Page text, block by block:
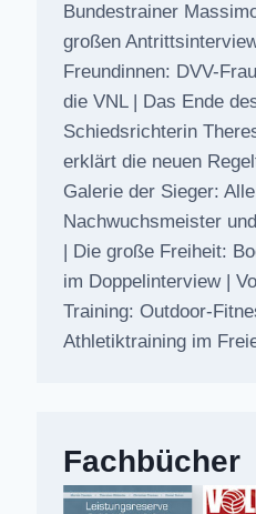
Bundestrainer
großen
Freundinnen: DVV-
die VNL | Das Ende
Schiedsrichterin
erklärt die neuen
Galerie der Sieger: Alle
Nachwuchsmeister
| Die große Freiheit:
im Doppelinterview |
Training: Outdoor-
Athletiktraining im
Fachbücher